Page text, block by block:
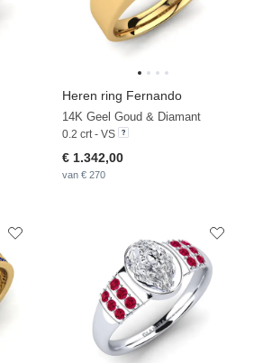
Heren ring Fernando
14K Geel Goud & Diamant
0.2 crt - VS
€ 1.342,00
van € 270